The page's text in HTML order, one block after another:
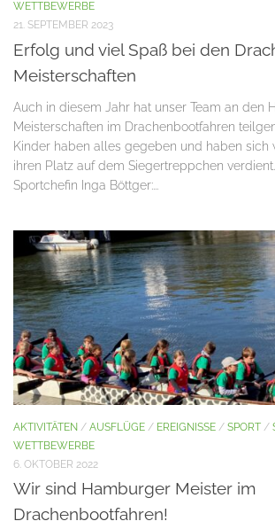
WETTBEWERBE
21. SEPTEMBER 2023
Erfolg und viel Spaß bei den
Meisterschaften
Auch in diesem Jahr hat unser Team an den
Meisterschaften im Drachenbootfahren
Kinder haben alles gegeben und haben sich
ihren Platz auf dem Siegertreppchen
Sportchefin Inga Böttger:...
AKTIVITÄTEN / AUSFLÜGE / EREIGNISSE / SPORT /
WETTBEWERBE
6. OKTOBER 2022
Wir sind Hamburger Meister im
Drachenbootfahren!